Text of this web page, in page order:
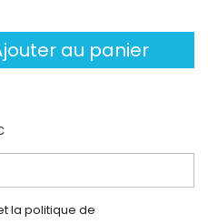
au panier
la politique de